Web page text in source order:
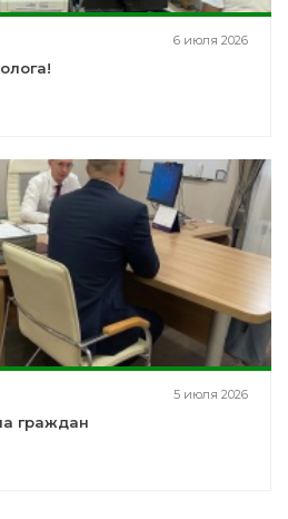
6 июля 2026
5 июля 2026
граждан